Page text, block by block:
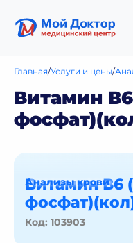
Главная Услуги и цены
Витамин
Витамин В6
Код: 103903
Анализы крови